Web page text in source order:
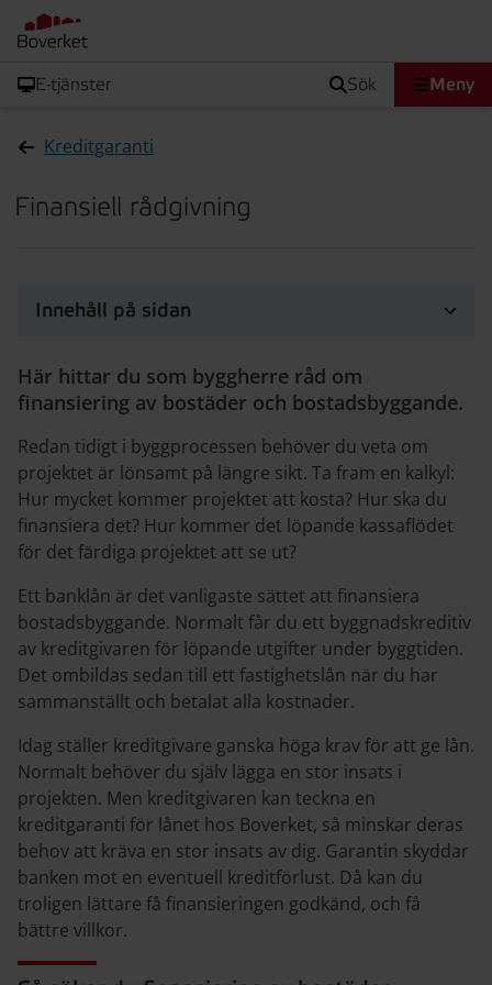
E-tjänster sök Meny
Kreditgaranti
Finansiell rådgivning
Innehåll på sidan
Här hittar du som byggherre råd om
finansiering av bostäder och bostadsbyggande.
Redan tidigt i byggprocessen behöver du veta om
projektet är lönsamt på längre sikt. Ta fram en kalkyl:
Hur mycket kommer projektet att kosta? Hur ska du
finansiera det? Hur kommer det löpande kassaflödet
för det färdiga projektet att se ut?
Ett banklån är det vanligaste sättet att finansiera
bostadsbyggande. Normalt får du ett byggnadskreditiv
av kreditgivaren för löpande utgifter under byggtiden.
Det ombildas sedan till ett fastighetslån när du har
sammanställt och betalat alla kostnader.
Idag ställer kreditgivare ganska höga krav för att ge lån.
Normalt behöver du själv lägga en stor insats i
projekten. Men kreditgivaren kan teckna en
kreditgaranti för lånet hos Boverket, så minskar deras
behov att kräva en stor insats av dig. Garantin skyddar
banken mot en eventuell kreditförlust. Då kan du
troligen lättare få finansieringen godkänd, och få
bättre villkor.